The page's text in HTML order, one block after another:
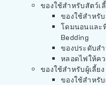
ของใช้สำหรับสัตว์เ
ของใช้สำหรับ
โดมนอนและ
Bedding
ของประดับส
หลอดไฟให้ค
ของใช้สำหรับผู้เลี้ย
ของใช้สำหรับ